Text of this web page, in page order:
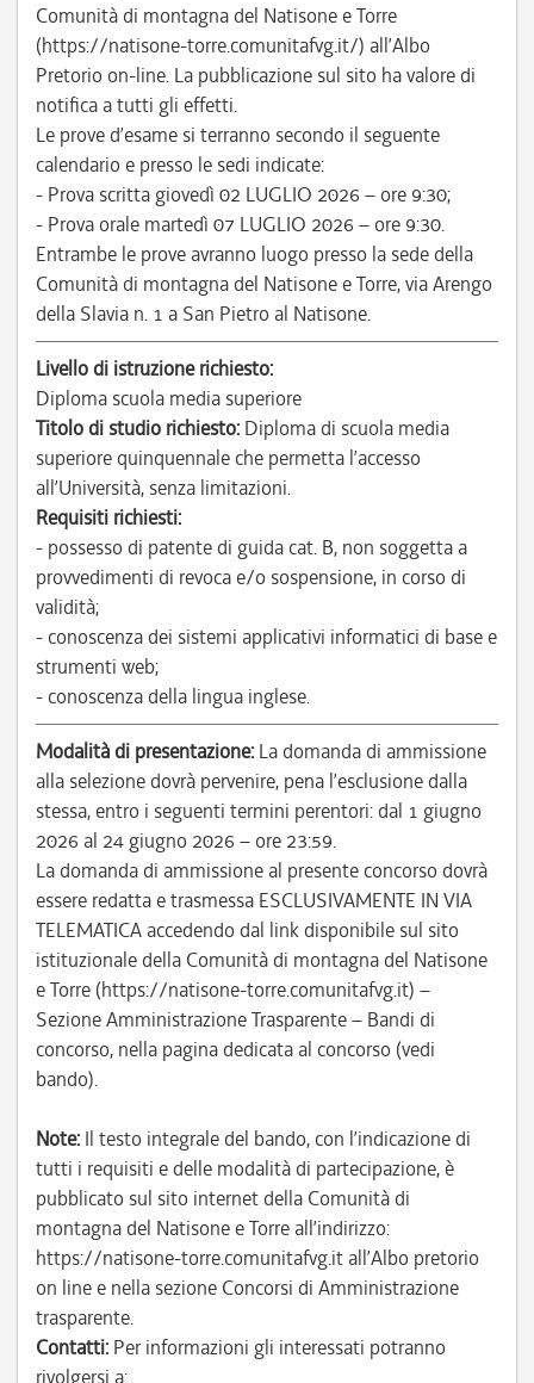
Comunità di montagna del Natisone e Torre
(https://natisone-torre.comunitafvg.it/) all’Albo
Pretorio on-line. La pubblicazione sul sito ha valore di
notifica a tutti gli effetti.
Le prove d’esame si terranno secondo il seguente
calendario e presso le sedi indicate:
- Prova scritta giovedì 02 LUGLIO 2026 – ore 9:30;
- Prova orale martedì 07 LUGLIO 2026 – ore 9:30.
Entrambe le prove avranno luogo presso la sede della
Comunità di montagna del Natisone e Torre, via Arengo
della Slavia n. 1 a San Pietro al Natisone.
Livello di istruzione richiesto:
Diploma scuola media superiore
Titolo di studio richiesto: Diploma di scuola media
superiore quinquennale che permetta l’accesso
all’Università, senza limitazioni.
Requisiti richiesti:
- possesso di patente di guida cat. B, non soggetta a
provvedimenti di revoca e/o sospensione, in corso di
validità;
- conoscenza dei sistemi applicativi informatici di base e
strumenti web;
- conoscenza della lingua inglese.
Modalità di presentazione: La domanda di ammissione
alla selezione dovrà pervenire, pena l’esclusione dalla
stessa, entro i seguenti termini perentori: dal 1 giugno
2026 al 24 giugno 2026 – ore 23:59.
La domanda di ammissione al presente concorso dovrà
essere redatta e trasmessa ESCLUSIVAMENTE IN VIA
TELEMATICA accedendo dal link disponibile sul sito
istituzionale della Comunità di montagna del Natisone
e Torre (https://natisone-torre.comunitafvg.it) –
Sezione Amministrazione Trasparente – Bandi di
concorso, nella pagina dedicata al concorso (vedi
bando).
Note: Il testo integrale del bando, con l’indicazione di
tutti i requisiti e delle modalità di partecipazione, è
pubblicato sul sito internet della Comunità di
montagna del Natisone e Torre all’indirizzo:
https://natisone-torre.comunitafvg.it all’Albo pretorio
on line e nella sezione Concorsi di Amministrazione
trasparente.
Contatti: Per informazioni gli interessati potranno
rivolgersi a: